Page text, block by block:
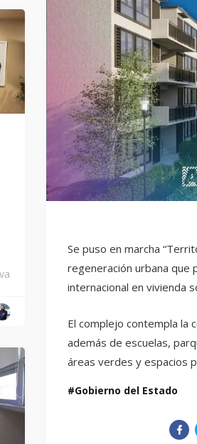
Se puso en marcha
regeneración urbana que
internacional en vivienda
El complejo contempla la
además de escuelas,
áreas verdes y espacios
Gobierno del Estado